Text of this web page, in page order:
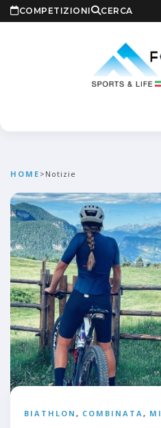
COMPETIZIONI CERCA
HOME > Notizie
BIATHLON , COMBINATA,